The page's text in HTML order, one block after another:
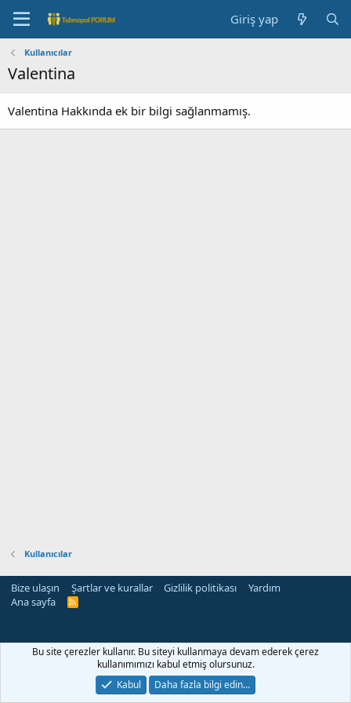
Giriş yap
Kullanıcılar
Valentina
Valentina Hakkında ek bir bilgi sağlanmamış.
Kullanıcılar
Bize ulaşın Şartlar ve kurallar Gizlilik politikası
Yardım
Ana sayfa
R
siteleri
Bu site çerezler kullanır. Bu siteyi kullanmaya devam ederek çerez
kullanımımızı kabul etmiş olursunuz.
Kabul
Daha fazla bilgi edin…